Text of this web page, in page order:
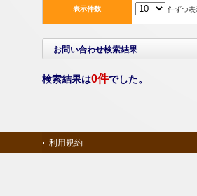
表示件数 件ずつ表
お問い合わせ検索結果
検索結果は0件でした。
利用規約